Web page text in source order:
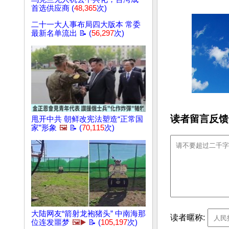
首选供应商 (48,365次)
二十一大人事布局四大版本 常委
最新名单流出 📝 (56,297次)
甩开中共 朝鲜改宪法塑造“正常国
家”形象 🖼️ 📝 (70,115次)
大陆网友“箭射龙袍猪头” 中南海那
位连发噩梦 🖼️▶️ 📝 (105,197次)
读者留言反
读者暱称: